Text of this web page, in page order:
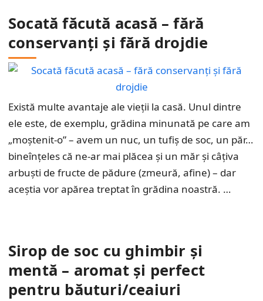
Socată făcută acasă – fără
conservanți și fără drojdie
Există multe avantaje ale vieții la casă. Unul dintre
ele este, de exemplu, grădina minunată pe care am
„moștenit-o” – avem un nuc, un tufiș de soc, un păr…
bineînțeles că ne-ar mai plăcea și un măr și câțiva
arbuști de fructe de pădure (zmeură, afine) – dar
aceștia vor apărea treptat în grădina noastră. …
Sirop de soc cu ghimbir și
mentă – aromat și perfect
pentru băuturi/ceaiuri